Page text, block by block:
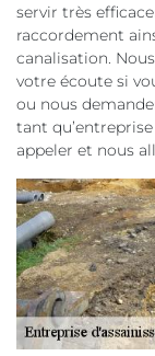
servir très
raccordement
canalisation.
votre écoute si
ou nous
tant qu’entreprise
appeler et nous